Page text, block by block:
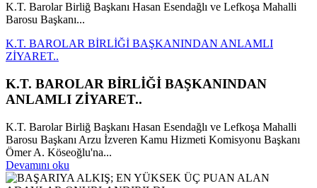
K.T. Barolar Birliğ Başkanı Hasan Esendağlı ve Lefkoşa Mahalli
Barosu Başkanı...
K.T. BAROLAR BİRLİĞİ BAŞKANINDAN ANLAMLI
ZİYARET..
K.T. BAROLAR BİRLİĞİ BAŞKANINDAN
ANLAMLI ZİYARET..
K.T. Barolar Birliğ Başkanı Hasan Esendağlı ve Lefkoşa Mahalli
Barosu Başkanı Arzu İzveren Kamu Hizmeti Komisyonu Başkanı
Ömer A. Köseoğlu'na...
Devamını oku